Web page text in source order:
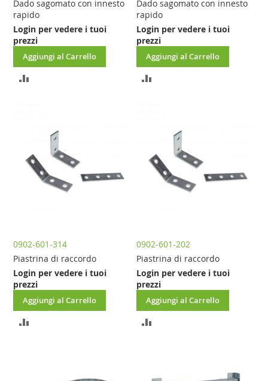
Dado sagomato con innesto
rapido
Login per vedere i tuoi
prezzi
Aggiungi al Carrello
AGGIUNGI
Dado sagomato con innesto
rapido
Login per vedere i tuoi
prezzi
Aggiungi al Carrello
0902-601-314
Piastrina di raccordo
Login per vedere i tuoi
prezzi
Aggiungi al Carrello
AGGIUNGI
0902-601-202
Piastrina di raccordo
Login per vedere i tuoi
prezzi
Aggiungi al Carrello